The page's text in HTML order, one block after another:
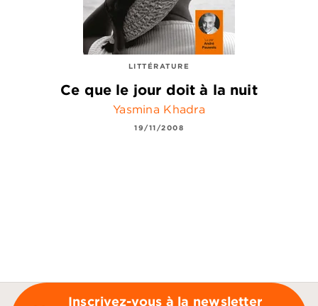
LITTÉRATURE
Ce que le jour doit à la nuit
Yasmina Khadra
19/11/2008
Inscrivez-vous à la newsletter